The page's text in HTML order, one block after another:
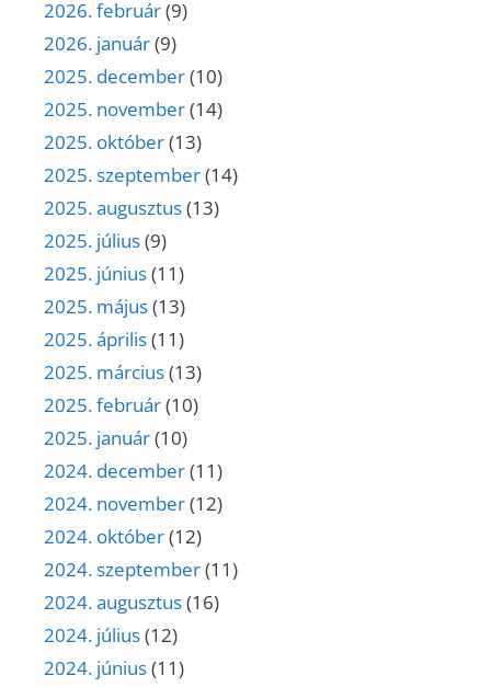
2026. február(9)
2026. január(9)
2025. december(10)
2025. november(14)
2025. október(13)
2025. szeptember(14)
2025. augusztus(13)
2025. július(9)
2025. június(11)
2025. május(13)
2025. április(11)
2025. március(13)
2025. február(10)
2025. január(10)
2024. december(11)
2024. november(12)
2024. október(12)
2024. szeptember(11)
2024. augusztus(16)
2024. július(12)
2024. június(11)